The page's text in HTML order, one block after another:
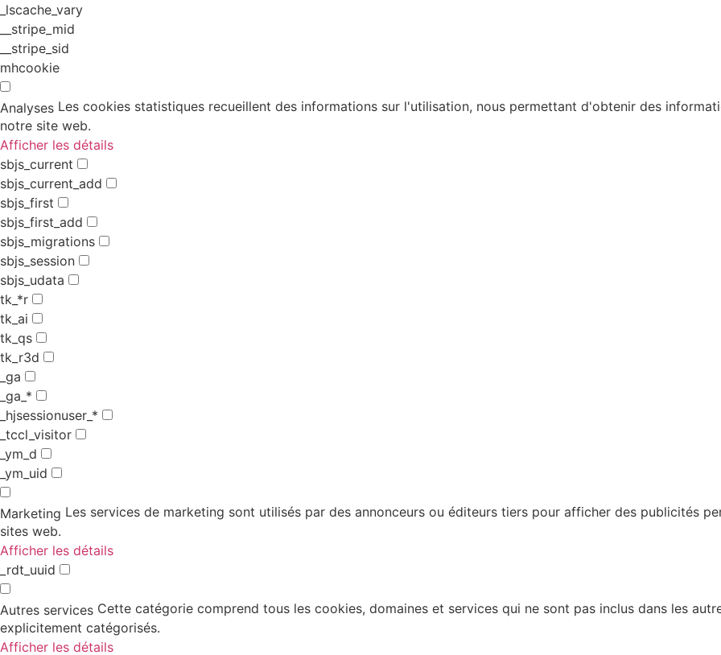
_lscache_vary
__stripe_mid
__stripe_sid
mhcookie
Analyses Les cookies statistiques recueillent des informations sur l'utilisation, nous permettant d'obtenir des
notre site web.
Afficher les détails
sbjs_current
sbjs_current_add
sbjs_first
sbjs_first_add
sbjs_migrations
sbjs_session
sbjs_udata
tk_*r
tk_ai
tk_qs
tk_r3d
_ga
_ga_*
_hjsessionuser_*
_tccl_visitor
_ym_d
_ym_uid
Marketing Les services de marketing sont utilisés par des annonceurs ou éditeurs tiers pour afficher des publicités
sites web.
Afficher les détails
_rdt_uuid
Autres services Cette catégorie comprend tous les cookies, domaines et services qui ne sont pas inclus dans les
explicitement catégorisés.
Afficher les détails